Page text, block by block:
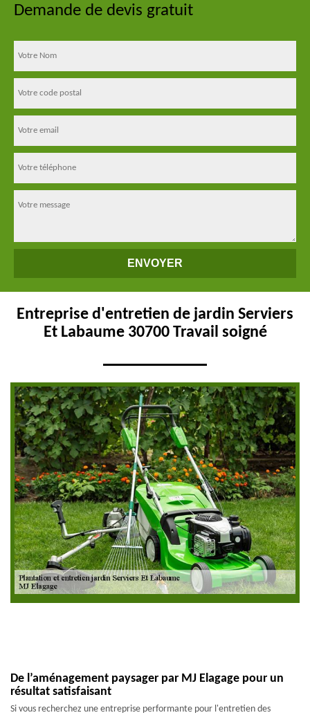
Demande de devis gratuit
Entreprise d'entretien de jardin Serviers
Et Labaume 30700 Travail soigné
De l’aménagement paysager par MJ Elagage pour un
résultat satisfaisant
Si vous recherchez une entreprise performante pour l'entretien des